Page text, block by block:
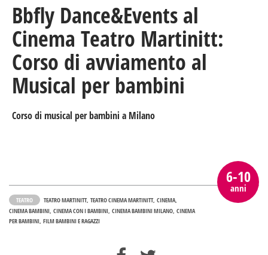
Bbfly Dance&Events al
Cinema Teatro Martinitt:
Corso di avviamento al
Musical per bambini
Corso di musical per bambini a Milano
6-10
anni
TEATRO TEATRO MARTINITT TEATRO CINEMA MARTINITT CINEMA
CINEMA BAMBINI CINEMA CON I BAMBINI CINEMA BAMBINI MILANO CINEMA
PER BAMBINI FILM BAMBINI E RAGAZZI